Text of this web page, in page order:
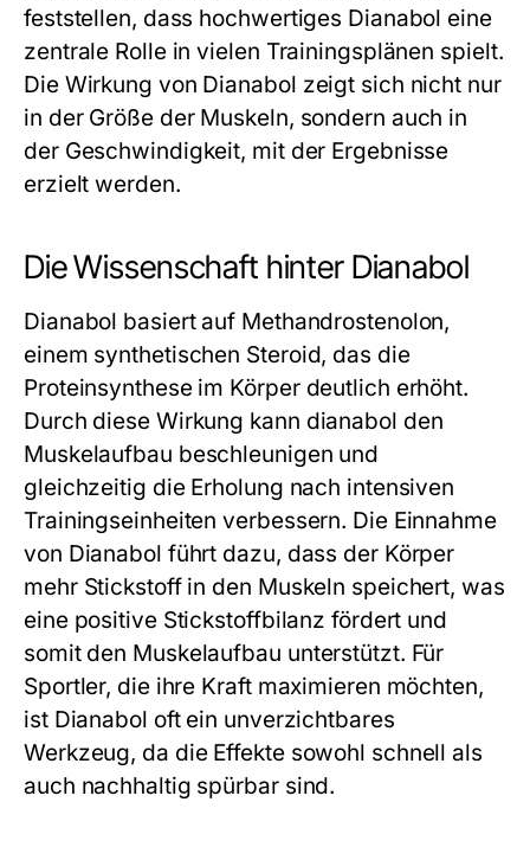
feststellen, dass hochwertiges Dianabol eine
zentrale Rolle in vielen Trainingsplänen spielt.
Die Wirkung von Dianabol zeigt sich nicht nur
in der Größe der Muskeln, sondern auch in
der Geschwindigkeit, mit der Ergebnisse
erzielt werden.
Die Wissenschaft hinter Dianabol
Dianabol basiert auf Methandrostenolon,
einem synthetischen Steroid, das die
Proteinsynthese im Körper deutlich erhöht.
Durch diese Wirkung kann dianabol den
Muskelaufbau beschleunigen und
gleichzeitig die Erholung nach intensiven
Trainingseinheiten verbessern. Die Einnahme
von Dianabol führt dazu, dass der Körper
mehr Stickstoff in den Muskeln speichert, was
eine positive Stickstoffbilanz fördert und
somit den Muskelaufbau unterstützt. Für
Sportler, die ihre Kraft maximieren möchten,
ist Dianabol oft ein unverzichtbares
Werkzeug, da die Effekte sowohl schnell als
auch nachhaltig spürbar sind.